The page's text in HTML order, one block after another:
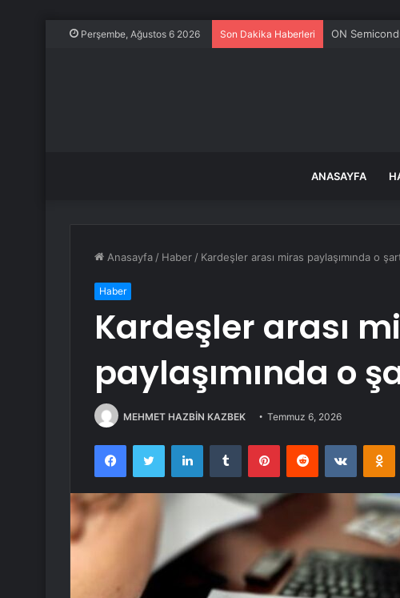
Perşembe, Ağustos 6 2026 Son Dakika Haberleri ON
ANASAYFA
Anasayfa / Haber / Kardeşler arası miras paylaşımında o şart
Haber
Kardeşler arası
paylaşımında o
MEHMET HAZBİN KAZBEK Temmuz 6, 2026
FacebookTwitter LinkedInTumblr PinterestReddit